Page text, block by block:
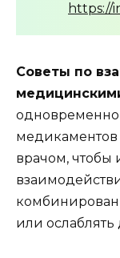
https://
Советы по
медикаментов
врачом, чтобы
или ослаблять